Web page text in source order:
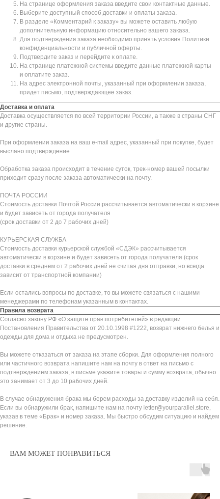
На странице оформления заказа введите свои контактные данные.
Выберите доступный способ доставки и оплаты заказа.
В разделе «Комментарий к заказу» вы можете оставить любую
дополнительную информацию относительно вашего заказа.
Для подтверждения заказа необходимо принять условия Политики
конфиденциальности и публичной оферты.
Подтвердите заказ и перейдите к оплате.
На странице платежной системы введите данные платежной карты
и оплатите заказ.
На адрес электронной почты, указанный при оформлении заказа,
придет письмо, подтверждающее заказ.
Доставка и оплата
Доставка осуществляется по всей территории России, а также в страны СНГ
и другие страны.
При оформлении заказа на ваш e-mail адрес, указанный при покупке, будет
выслано подтверждение.
Обработка заказа происходит в течение суток, трек-номер вашей посылки
приходит сразу после заказа автоматически на почту.
ПОЧТА РОССИИ
Стоимость доставки Почтой России рассчитывается автоматически в корзине
и будет зависеть от города получателя
(срок доставки от 2 до 7 рабочих дней)
КУРЬЕРСКАЯ СЛУЖБА
Стоимость доставки курьерской службой «СДЭК» рассчитывается
автоматически в корзине и будет зависеть от города получателя (срок
доставки в среднем от 2 рабочих дней не считая дня отправки, но всегда
зависит от транспортной компании)
Если остались вопросы по доставке, то вы можете связаться с нашими
менеджерами по телефонам указанным в контактах.
Правила возврата
Согласно закону РФ «О защите прав потребителей» в редакции
Постановления Правительства от 20.10.1998 #1222, возврат нижнего белья и
одежды для дома и отдыха не предусмотрен.
Вы можете отказаться от заказа на этапе сборки. Для оформления полного
или частичного возврата напишите нам на почту в ответ на письмо с
подтверждением заказа, в письме укажите товары и сумму возврата, обычно
это занимает от 3 до 10 рабочих дней.
В случае обнаружения брака мы берем расходы за доставку изделий на себя.
Если вы обнаружили брак, напишите нам на почту letter@yourparallel.store,
указав в теме «Брак» и номер заказа. Мы быстро обсудим ситуацию и найдем
решение.
ВАМ МОЖЕТ ПОНРАВИТЬСЯ